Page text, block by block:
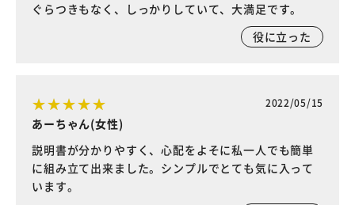
ぐらつきもなく、しっかりしていて、大満足です。
役に立った
2022/05/15
あーちゃん(女性)
説明書が分かりやすく、心配をよそに私一人でも簡単
に組み立て出来ました。シンプルでとても気に入って
います。